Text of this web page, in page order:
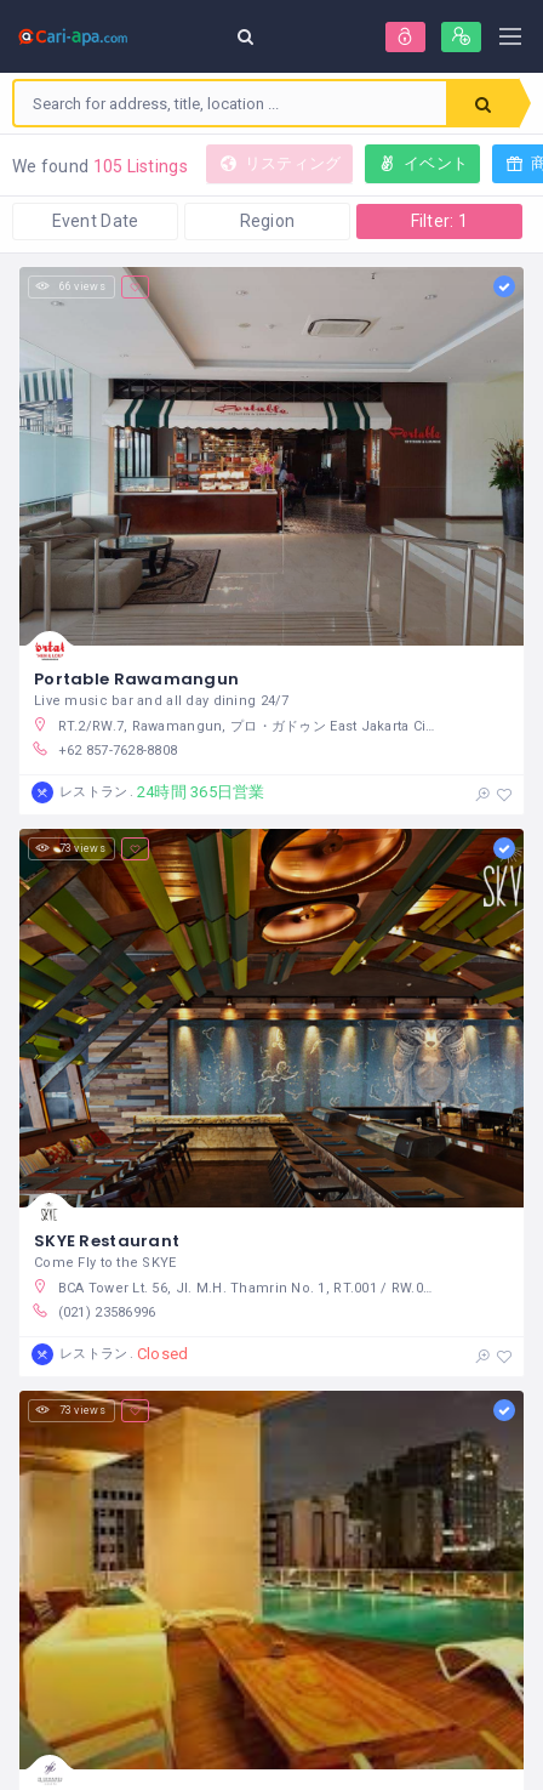
We found 105 Listings リスティング イベント
Event Date Region Filter: 1
66 views
Portable Rawamangun
Live music bar and all day dining 24/7
RT.2/RW.7, Rawamangun, プロ・ガドゥン East Jakarta City, ジャカルタ インドネシア
+62 857-7628-8808
レストラン 24時間 365日営業
73 views
SKYE Restaurant
Come Fly to the SKYE
BCA Tower Lt. 56, Jl. M.H. Thamrin No. 1, RT.001 / RW.005, Menteng, RT.1/RW.5, Menteng, Kec. Menteng, Kota Jakarta Pusat, Daerah Khusus Ibukota Jakarta 10350 インドネシア
(021) 23586996
レストラン Closed
73 views